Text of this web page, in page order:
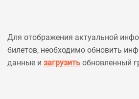
Для отображения актуальной
билетов, необходимо обновить
данные и загрузить обновленный